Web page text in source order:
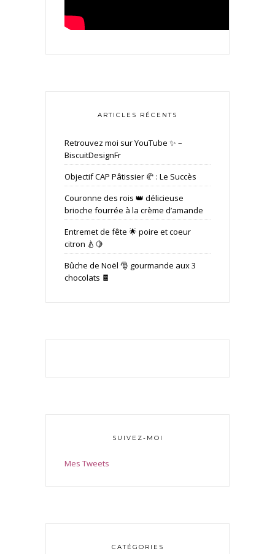
ARTICLES RÉCENTS
Retrouvez moi sur YouTube ✨ –
BiscuitDesignFr
Objectif CAP Pâtissier 🥐 : Le Succès
Couronne des rois 👑 délicieuse
brioche fourrée à la crème d’amande
Entremet de fête 🌟 poire et coeur
citron 🍐🍋
Bûche de Noël 🎅 gourmande aux 3
chocolats 🍫
SUIVEZ-MOI
Mes Tweets
CATÉGORIES